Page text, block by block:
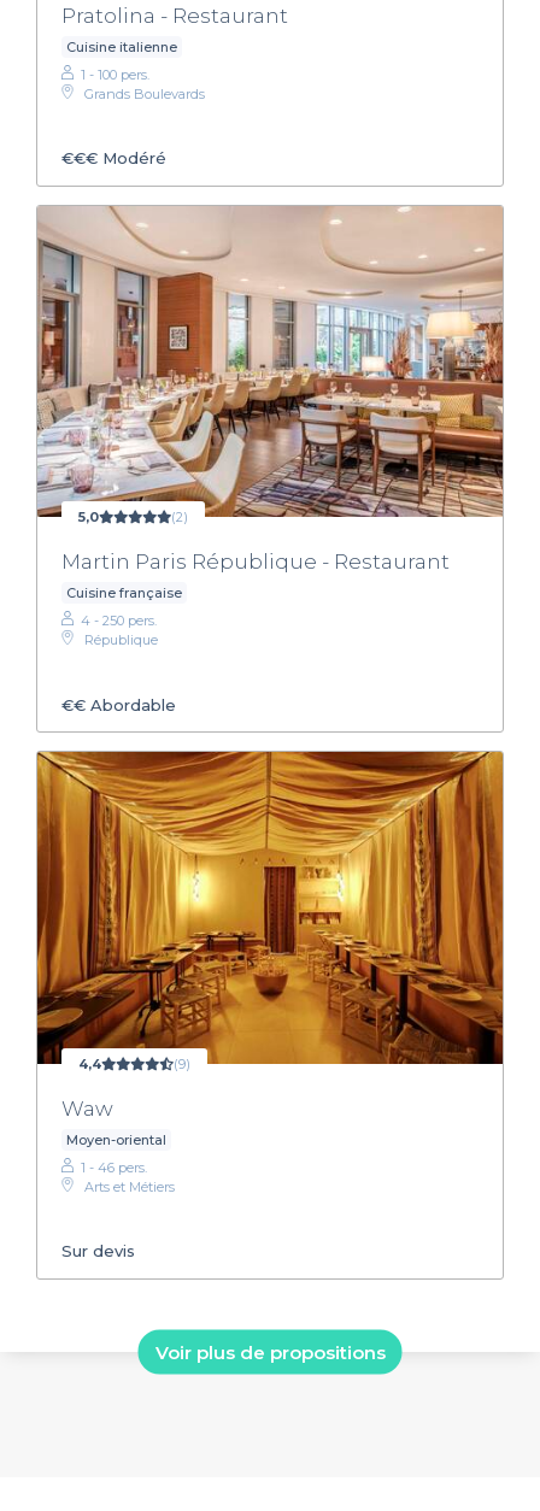
Pratolina - Restaurant
Cuisine italienne
1 - 100 pers.
Grands Boulevards
€€€ Modéré
5,0 (2)
Martin Paris République - Restaurant
Cuisine française
4 - 250 pers.
République
€€ Abordable
4,4 (9)
Waw
Moyen-oriental
1 - 46 pers.
Arts et Métiers
Sur devis
Voir plus de propositions